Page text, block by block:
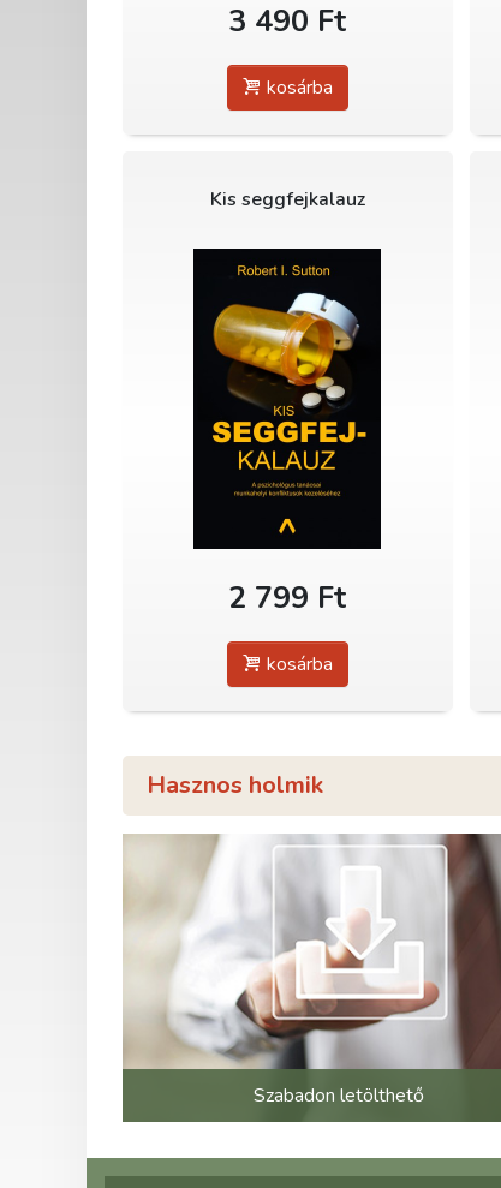
3 490 Ft
kosárba
Kis seggfejkalauz
2 799 Ft
kosárba
Hasznos holmik
Szabadon letölthető